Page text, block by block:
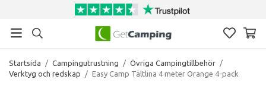
Startsida / Campingutrustning / Övriga Campingtillbehör /
Verktyg och redskap
/ Easy Camp Tältlina 4 meter Orange 4-pack